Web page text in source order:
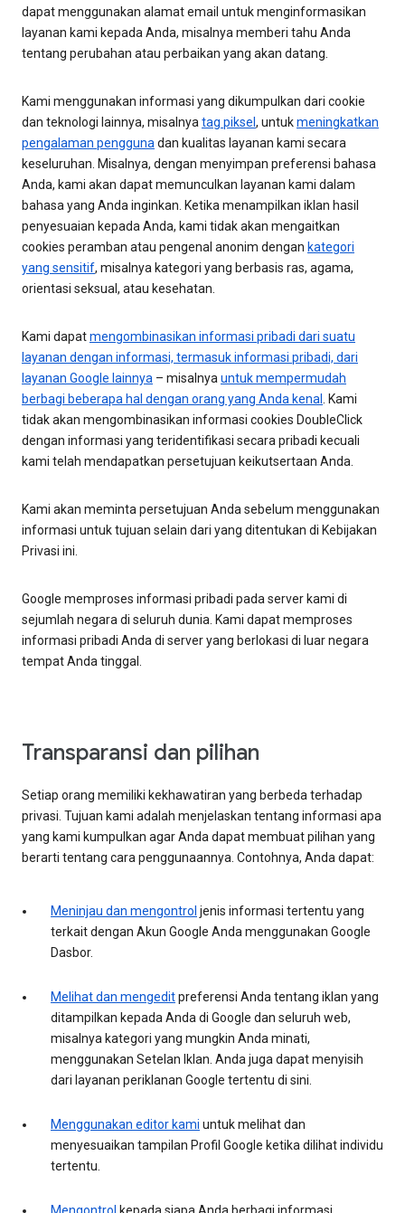
dapat menggunakan alamat email untuk menginformasikan
layanan kami kepada Anda, misalnya memberi tahu Anda
tentang perubahan atau perbaikan yang akan datang.
Kami menggunakan informasi yang dikumpulkan dari cookie
dan teknologi lainnya, misalnyatag piksel , untukmeningkatkan
pengalaman penggunadan kualitas layanan kami secara
keseluruhan. Misalnya, dengan menyimpan preferensi bahasa
Anda, kami akan dapat memunculkan layanan kami dalam
bahasa yang Anda inginkan. Ketika menampilkan iklan hasil
penyesuaian kepada Anda, kami tidak akan mengaitkan
cookies peramban atau pengenal anonim dengan kategori
yang sensitif, misalnya kategori yang berbasis ras, agama,
orientasi seksual, atau kesehatan.
Kami dapatmengombinasikan informasi pribadi dari suatu
layanan dengan informasi, termasuk informasi pribadi, dari
layanan Google lainnya – misalnyauntuk mempermudah
berbagi beberapa hal dengan orang yang Anda kenal. Kami
tidak akan mengombinasikan informasi cookies DoubleClick
dengan informasi yang teridentifikasi secara pribadi kecuali
kami telah mendapatkan persetujuan keikutsertaan Anda.
Kami akan meminta persetujuan Anda sebelum menggunakan
informasi untuk tujuan selain dari yang ditentukan di Kebijakan
Privasi ini.
Google memproses informasi pribadi pada server kami di
sejumlah negara di seluruh dunia. Kami dapat memproses
informasi pribadi Anda di server yang berlokasi di luar negara
tempat Anda tinggal.
Transparansi dan pilihan
Setiap orang memiliki kekhawatiran yang berbeda terhadap
privasi. Tujuan kami adalah menjelaskan tentang informasi apa
yang kami kumpulkan agar Anda dapat membuat pilihan yang
berarti tentang cara penggunaannya. Contohnya, Anda dapat:
Meninjau dan mengontrol jenis informasi tertentu yang
terkait dengan Akun Google Anda menggunakan Google
Dasbor.
Melihat dan mengeditpreferensi Anda tentang iklan yang
ditampilkan kepada Anda di Google dan seluruh web,
misalnya kategori yang mungkin Anda minati,
menggunakan Setelan Iklan. Anda juga dapat menyisih
dari layanan periklanan Google tertentu di sini.
Menggunakan editor kami untuk melihat dan
menyesuaikan tampilan Profil Google ketika dilihat individu
tertentu.